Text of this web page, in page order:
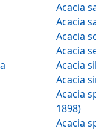
Acacia
Acacia
Acacia
Acacia
Acacia
Acacia
1898)
Acacia